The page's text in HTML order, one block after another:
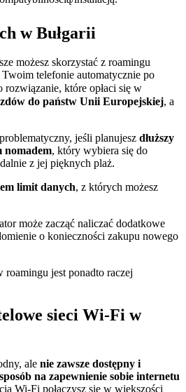
w Bułgarii
możesz skorzystać z roamingu
telefonie automatycznie po
rozwiązanie, które opłaci się w
do państw Unii Europejskiej, a
jeśli planujesz dłuższy
nomadem, który wybiera się do
z jej pięknych plaż.
limit danych, z których możesz
może zacząć naliczać dodatkowe
o konieczności zakupu nowego
roamingu jest ponadto raczej
sieci Wi-Fi w
ale nie zawsze dostępny i
na zapewnienie sobie internetu
Wi-Fi połączysz się w większości